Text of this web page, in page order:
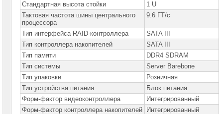
Серверные
платформы
SuperMicro
2U
Серверные
платформы
SuperMicro
Tower/
4U
Серверные
платформы
SuperMicro
Storage
Стандартная высота стойки
1 U
Тактовая частота шины центрального
процессора
9.6 ГТ/с
Тип интерфейса RAID-контроллера
SATA III
Тип контроллера накопителей
SATA III
Тип памяти
DDR4 SDRAM
Тип системы
Server Barebone
Тип упаковки
Розничная
Тип устройства питания
Блок питания
Форм-фактор видеоконтроллера
Интегрированный
Форм-фактор контроллера накопителей
Интегрированный